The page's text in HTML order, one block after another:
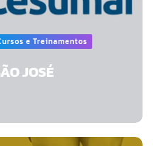
e Treinamentos
JOSÉ